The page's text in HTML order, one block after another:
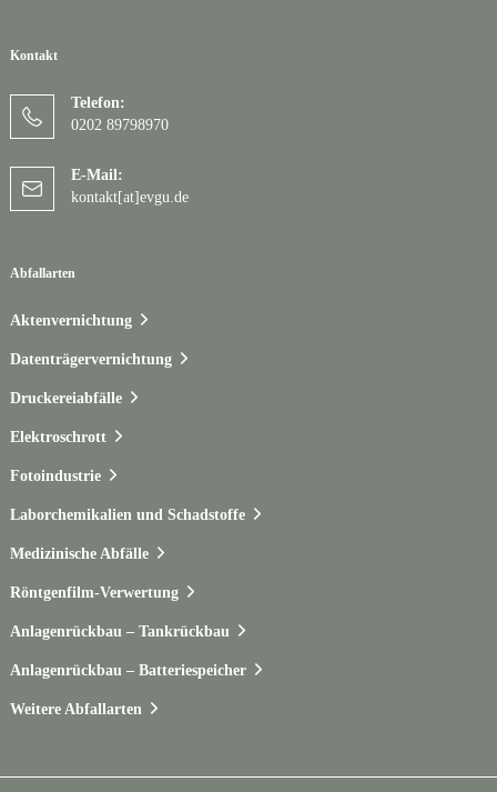
Kontakt
Telefon:
0202 89798970
E-Mail:
kontakt[at]evgu.de
Abfallarten
Aktenvernichtung
Datenträgervernichtung
Druckereiabfälle
Elektroschrott
Fotoindustrie
Laborchemikalien und Schadstoffe
Medizinische Abfälle
Röntgenfilm-Verwertung
Anlagenrückbau – Tankrückbau
Anlagenrückbau – Batteriespeicher
Weitere Abfallarten